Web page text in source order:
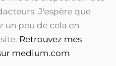
J'espère que
un peu de cela en
Retrouvez mes
medium.com